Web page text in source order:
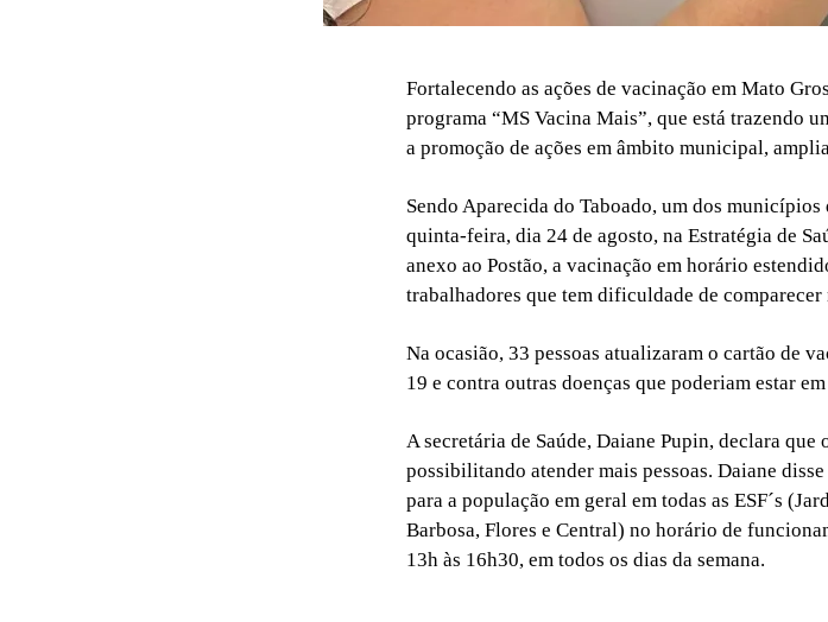
Fortalecendo as ações de vacinação em Mato
programa “MS Vacina Mais”, que está trazendo
a promoção de ações em âmbito municipal,
Sendo Aparecida do Taboado, um dos
quinta-feira, dia 24 de agosto, na Estratégia de
anexo ao Postão, a vacinação em horário
trabalhadores que tem dificuldade de
Na ocasião, 33 pessoas atualizaram o cartão de
19 e contra outras doenças que poderiam estar
A secretária de Saúde, Daiane Pupin, declara
possibilitando atender mais pessoas. Daiane
para a população em geral em todas as ESF´s
Barbosa, Flores e Central) no horário de
13h às 16h30, em todos os dias da semana.